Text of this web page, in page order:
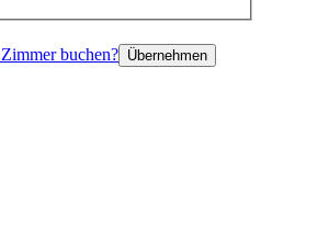
buchen? Übernehmen